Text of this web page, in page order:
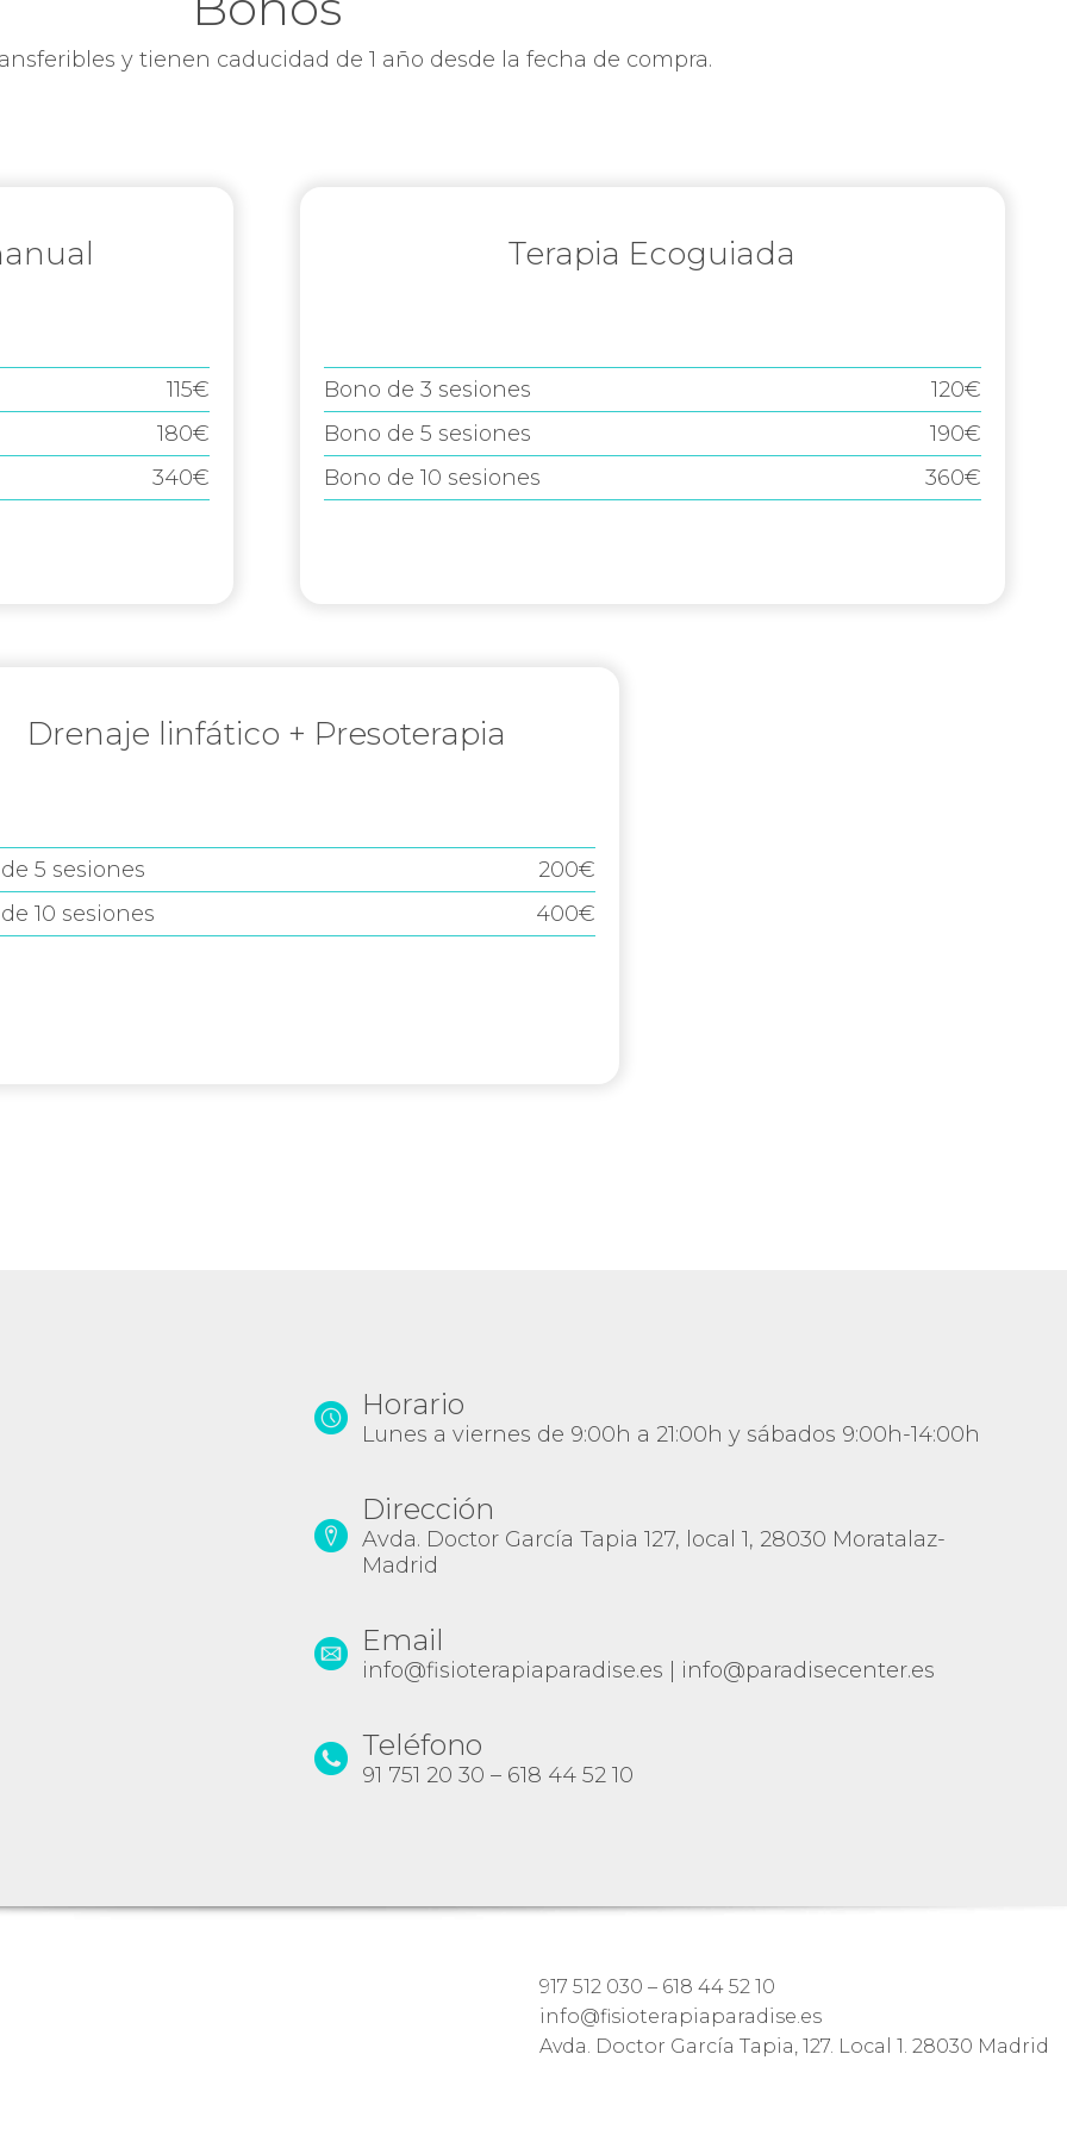
y tienen caducidad de 1 año desde la fecha de compra.
115€
180€
340€
Terapia Ecoguiada
Bono de 3 sesiones
120€
Bono de 5 sesiones
190€
Bono de 10 sesiones
360€
Drenaje linfático + Presoterapia
5 sesiones
200€
10 sesiones
400€
Horario
Lunes a viernes de 9:00h a 21:00h y sábados 9:00h-14:00h
Dirección
Avda. Doctor García Tapia 127, local 1, 28030 Moratalaz-
Madrid
Email
info@fisioterapiaparadise.es | info@paradisecenter.es
Teléfono
91 751 20 30 – 618 44 52 10
917 512 030 – 618 44 52 10
info@fisioterapiaparadise.es
Avda. Doctor García Tapia, 127. Local 1. 28030 Madrid